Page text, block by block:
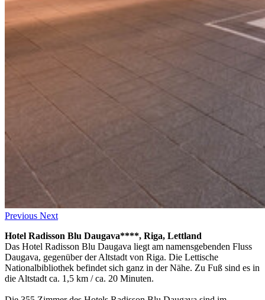
Previous Next
Hotel Radisson Blu Daugava****, Riga, Lettland
Das Hotel Radisson Blu Daugava liegt am namensgebenden Fluss
Daugava, gegenüber der Altstadt von Riga. Die Lettische
Nationalbibliothek befindet sich ganz in der Nähe. Zu Fuß sind es in
die Altstadt ca. 1,5 km / ca. 20 Minuten.